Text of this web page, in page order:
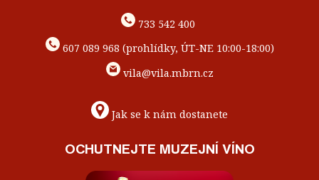
733 542 400
607 089 968 (prohlídky, ÚT-NE 10:00-18:00)
vila@vila.mbrn.cz
Jak se k nám dostanete
OCHUTNEJTE MUZEJNÍ VÍNO